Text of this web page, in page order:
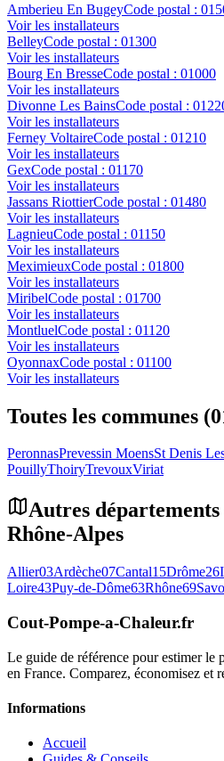
Amberieu En BugeyCode postal :
Voir les installateurs
BelleyCode postal : 01300
Voir les installateurs
Bourg En BresseCode postal : 01000
Voir les installateurs
Divonne Les BainsCode postal :
Voir les installateurs
Ferney VoltaireCode postal : 01210
Voir les installateurs
GexCode postal : 01170
Voir les installateurs
Jassans RiottierCode postal : 01480
Voir les installateurs
LagnieuCode postal : 01150
Voir les installateurs
MeximieuxCode postal : 01800
Voir les installateurs
MiribelCode postal : 01700
Voir les installateurs
MontluelCode postal : 01120
Voir les installateurs
OyonnaxCode postal : 01100
Voir les installateurs
Toutes les communes
PeronnasPrevessin MoensSt Denis
PouillyThoiryTrevouxViriat
Autres départements
Rhône-Alpes
Allier03Ardèche07Cantal15Drôme26
Loire43Puy-de-Dôme63Rhône69
Cout-Pompe-a-Chaleur.fr
Le guide de référence pour estimer le
en France. Comparez, économisez et
Informations
Accueil